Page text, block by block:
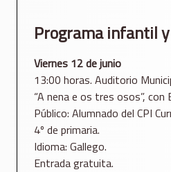
Programa infantil
Viernes 12 de junio
13:00 horas. Auditorio
“A nena e os tres osos”, con
Público: Alumnado del CPI
4º de primaria.
Idioma: Gallego.
Entrada gratuita.